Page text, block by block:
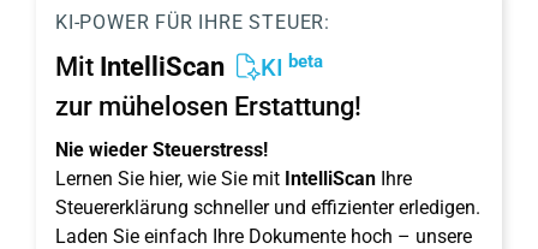
KI-POWER FÜR IHRE STEUER:
Mit IntelliScan KI beta
zur mühelosen Erstattung!
Nie wieder Steuerstress!
Lernen Sie hier, wie Sie mit IntelliScan Ihre
Steuererklärung schneller und effizienter erledigen.
Laden Sie einfach Ihre Dokumente hoch – unsere